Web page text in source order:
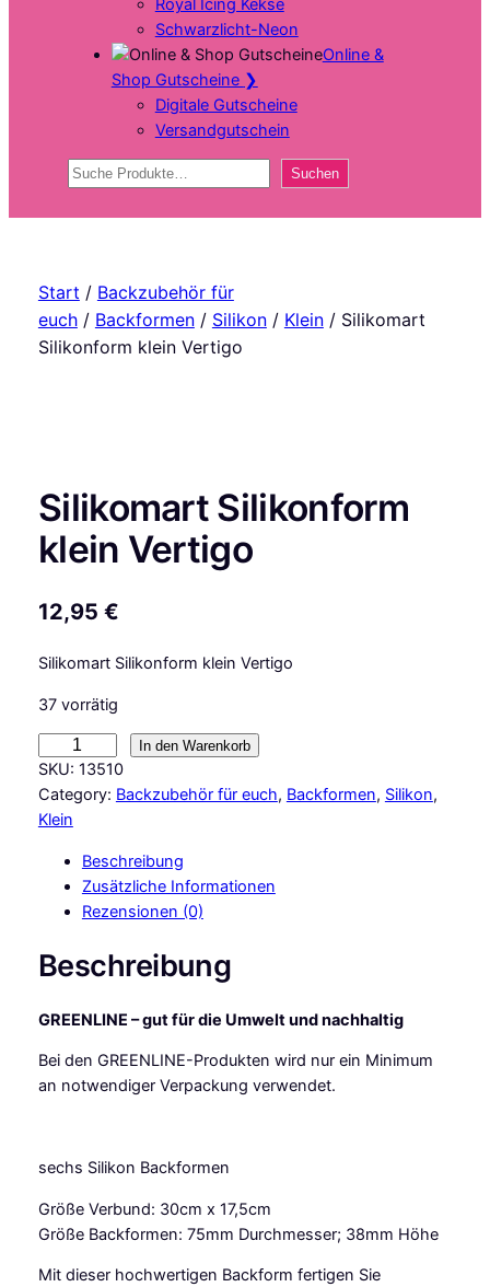
Schwarzlicht-Neon
Online &
Shop Gutscheine ❯
Digitale Gutscheine
Versandgutschein
Suchen Suchen
Start / Backzubehör für
euch/ Backformen/ Silikon/ Klein/ Silikomart
Silikonform klein Vertigo
Silikomart Silikonform
klein Vertigo
12,95 €
Silikomart Silikonform klein Vertigo
37 vorrätig
i
l
i
i
i
k
f
m
k
In den Warenkorb
SKU: 13510
Category: Backzubehör für euch, Backformen, Silikon
Klein
Beschreibung
Zusätzliche Informationen
Rezensionen (0)
Beschreibung
GREENLINE – gut für die Umwelt und nachhaltig
Bei den GREENLINE-Produkten wird nur ein Minimum
an notwendiger Verpackung verwendet.
sechs Silikon Backformen
Größe Verbund: 30cm x 17,5cm
Größe Backformen: 75mm Durchmesser; 38mm Höhe
Mit dieser hochwertigen Backform fertigen Sie